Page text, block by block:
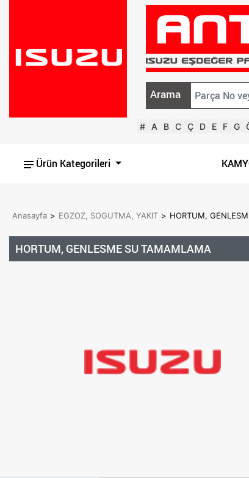
Arama
# A B C Ç D E F G
Ürün Kategorileri
Anasayfa > EGZOZ, SOGUTMA, YAKIT > HORTUM,
HORTUM, GENLESME SU TAMAMLAMA